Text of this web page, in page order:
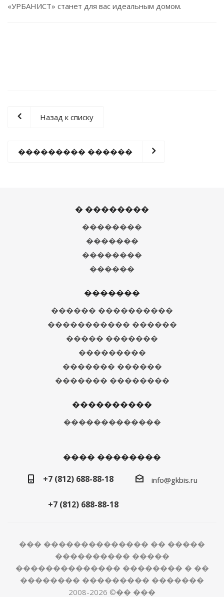
«УРБАНИСТ» станет для вас идеальным домом.
Назад к списку
��������� ������
� ��������
��������
�������
��������
������
�������
������ ����������
����������� ������
����� �������
���������
������� ������
������� ��������
����������
�������������
���� ��������
+7 (812) 688-88-18
+7 (812) 688-88-18
info@gkbis.ru
��� �������������� �� �����
���������� �����
�������������� �������� � ��
�������� ��������� �������
2008-2026 ©�� ���